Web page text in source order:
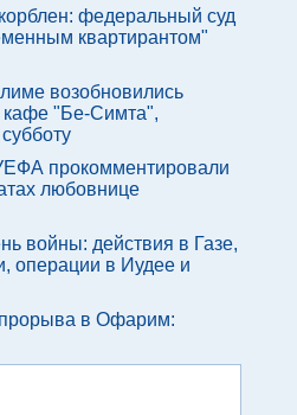
федеральный суд
квартирантом"
возобновились
кафе "Бе-Симта",
прокомментировали
любовнице
войны: действия в Газе,
операции в Иудее и
в Офарим: